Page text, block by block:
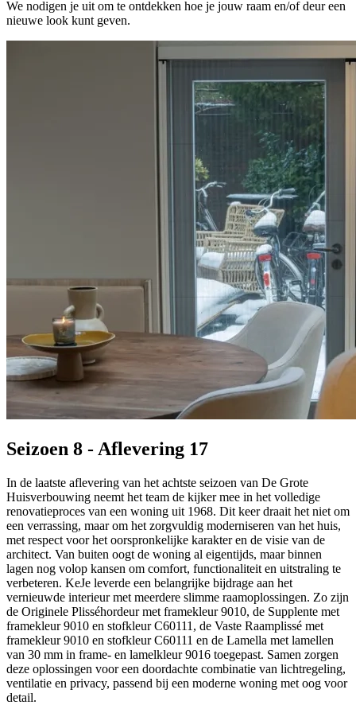
We nodigen je uit om te ontdekken hoe je jouw raam en/of deur een
nieuwe look kunt geven.
Seizoen 8 - Aflevering 17
In de laatste aflevering van het achtste seizoen van De Grote
Huisverbouwing neemt het team de kijker mee in het volledige
renovatieproces van een woning uit 1968. Dit keer draait het niet om
een verrassing, maar om het zorgvuldig moderniseren van het huis,
met respect voor het oorspronkelijke karakter en de visie van de
architect. Van buiten oogt de woning al eigentijds, maar binnen
lagen nog volop kansen om comfort, functionaliteit en uitstraling te
verbeteren. KeJe leverde een belangrijke bijdrage aan het
vernieuwde interieur met meerdere slimme raamoplossingen. Zo zijn
de Originele Plisséhordeur met framekleur 9010, de Supplente met
framekleur 9010 en stofkleur C60111, de Vaste Raamplissé met
framekleur 9010 en stofkleur C60111 en de Lamella met lamellen
van 30 mm in frame- en lamelkleur 9016 toegepast. Samen zorgen
deze oplossingen voor een doordachte combinatie van lichtregeling,
ventilatie en privacy, passend bij een moderne woning met oog voor
detail.